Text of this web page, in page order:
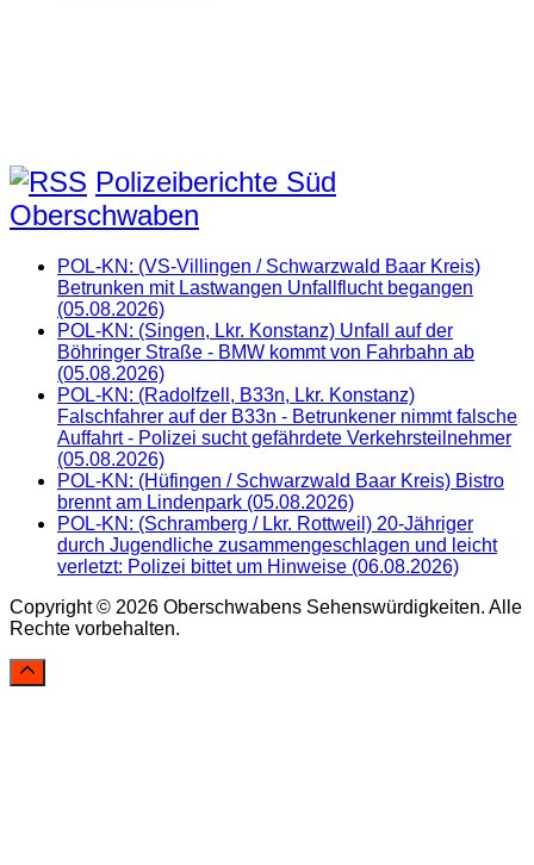
Polizeiberichte Süd
Oberschwaben
POL-KN: (VS-Villingen / Schwarzwald Baar Kreis)
Betrunken mit Lastwangen Unfallflucht begangen
(05.08.2026)
POL-KN: (Singen, Lkr. Konstanz) Unfall auf der
Böhringer Straße - BMW kommt von Fahrbahn ab
(05.08.2026)
POL-KN: (Radolfzell, B33n, Lkr. Konstanz)
Falschfahrer auf der B33n - Betrunkener nimmt falsche
Auffahrt - Polizei sucht gefährdete Verkehrsteilnehmer
(05.08.2026)
POL-KN: (Hüfingen / Schwarzwald Baar Kreis) Bistro
brennt am Lindenpark (05.08.2026)
POL-KN: (Schramberg / Lkr. Rottweil) 20-Jähriger
durch Jugendliche zusammengeschlagen und leicht
verletzt: Polizei bittet um Hinweise (06.08.2026)
Copyright © 2026 Oberschwabens Sehenswürdigkeiten. Alle
Rechte vorbehalten.